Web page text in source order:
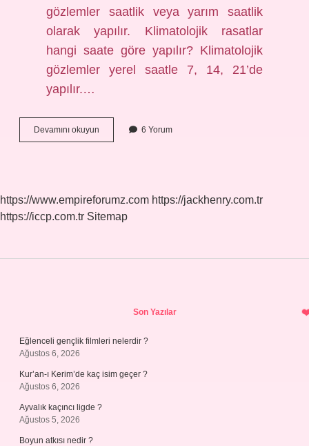
gözlemler saatlik veya yarım saatlik
olarak yapılır. Klimatolojik rasatlar
hangi saate göre yapılır? Klimatolojik
gözlemler yerel saatle 7, 14, 21’de
yapılır.…
Devamını okuyun Rasatlar
Kaça
6 Yorum
https://www.empireforumz.com https://jackhenry.com.tr
https://iccp.com.tr Sitemap
Son Yazılar
Eğlenceli gençlik filmleri nelerdir ?
Ağustos 6, 2026
Kur’an-ı Kerim’de kaç isim geçer ?
Ağustos 6, 2026
Ayvalık kaçıncı ligde ?
Ağustos 5, 2026
Boyun atkısı nedir ?